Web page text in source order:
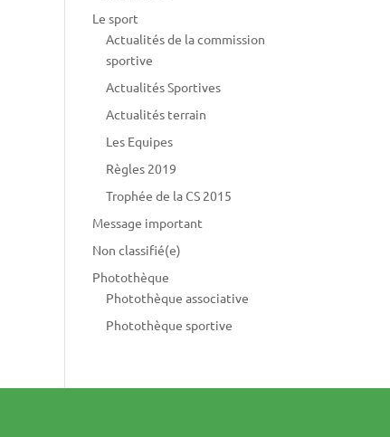
Le sport
Actualités de la commission
sportive
Actualités Sportives
Actualités terrain
Les Equipes
Règles 2019
Trophée de la CS 2015
Message important
Non classifié(e)
Photothèque
Photothèque associative
Photothèque sportive